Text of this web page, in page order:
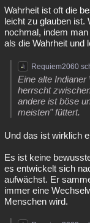
Wahrheit ist oft die
leicht zu glauben ist.
nochmal, indem
als die Wahrheit und
Requiem2060
Eine alte
herrscht
andere ist böse
meisten" füttert.
Und das ist wirklich
Es ist keine
es entwickelt sich
aufwächst. Er
immer eine
Menschen wird.